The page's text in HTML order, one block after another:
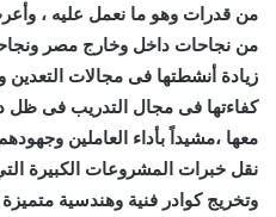
من قدرات وهو ما نعمل عليه ،
من نجاحات داخل وخارج مصر
زيادة أنشطتها فى مجالات التعدين
كفاءتها فى مجال التدريب فى ظل
معها ،مشيداً بأداء العاملين
نقل خبرات المشروعات الكبيرة
وتخريج كوادر فنية وهندسية